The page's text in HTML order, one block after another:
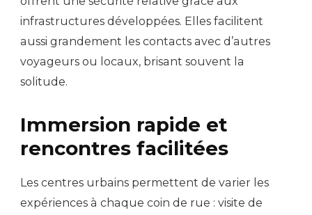
infrastructures développées. Elles facilitent
aussi grandement les contacts avec d’autres
voyageurs ou locaux, brisant souvent la
solitude.
Immersion rapide et
rencontres facilitées
Les centres urbains permettent de varier les
expériences à chaque coin de rue : visite de